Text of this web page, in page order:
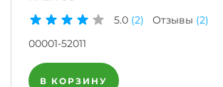
5.0 (2) Отзывы (2)
00001-52011
В КОРЗИНУ